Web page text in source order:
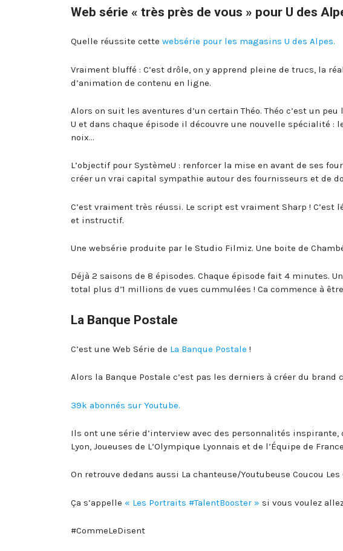
Web série « très près de vous » pour U des
Quelle réussite cette websérie pour les magasins U des Alpes.
Vraiment bluffé : C’est drôle, on y apprend pleine de trucs, la
d’animation de contenu en ligne.
Alors on suit les aventures d’un certain Théo. Théo c’est un
U et dans chaque épisode il découvre une nouvelle spécialité :
noix…
L’objectif pour SystèmeU : renforcer la mise en avant de ses
créer un vrai capital sympathie autour des fournisseurs et de
C’est vraiment très réussi. Le script est vraiment Sharp !
et instructif.
Une websérie produite par le Studio Filmiz. Une boite de
Déjà 2 saisons de 8 épisodes. Chaque épisode fait 4 minutes.
total plus d’1 millions de vues cummulées ! Ca commence à
La Banque Postale
C’est une Web Série de La Banque Postale !
Alors la Banque Postale c’est pas les derniers à créer du brand
39k abonnés sur Youtube.
Ils ont une série d’interview avec des personnalités inspirante,
Lyon, Joueuses de L’Olympique Lyonnais et de l’Équipe de
On retrouve dedans aussi La chanteuse/Youtubeuse Coucou
Ça s’appelle « Les Portraits #TalentBooster » si vous voulez
#CommeLeDisent